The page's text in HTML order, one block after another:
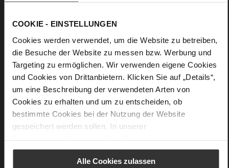
COOKIE - EINSTELLUNGEN
Cookies werden verwendet, um die Website zu betreiben,
die Besuche der Website zu messen bzw. Werbung und
Targeting zu ermöglichen. Wir verwenden eigene Cookies
und Cookies von Drittanbietern. Klicken Sie auf „Details“,
um eine Beschreibung der verwendeten Arten von
Cookies zu erhalten und um zu entscheiden, ob
bestimmte Cookies bei der Nutzung der Website
gespeichert werden sollen. In unserer
Alle Cookies zulassen
Care